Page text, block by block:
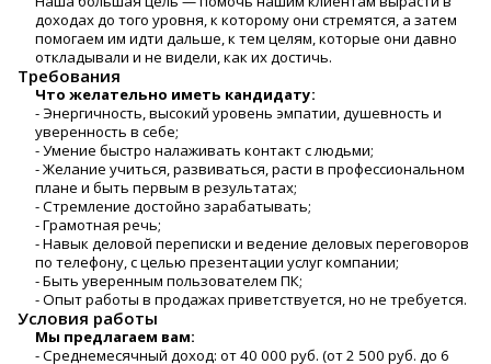
доходах до того уровня, к которому они стремятся, а затем
помогаем им идти дальше, к тем целям, которые они давно
откладывали и не видели, как их достичь.
Требования
Что желательно иметь кандидату:
- Энергичность, высокий уровень эмпатии, душевность и
уверенность в себе;
- Умение быстро налаживать контакт с людьми;
- Желание учиться, развиваться, расти в профессиональном
плане и быть первым в результатах;
- Стремление достойно зарабатывать;
- Грамотная речь;
- Навык деловой переписки и ведение деловых переговоров
по телефону, с целью презентации услуг компании;
- Быть уверенным пользователем ПК;
- Опыт работы в продажах приветствуется, но не требуется.
Условия работы
Мы предлагаем вам:
- Среднемесячный доход: от 40 000 руб. (от 2 500 руб. до 6